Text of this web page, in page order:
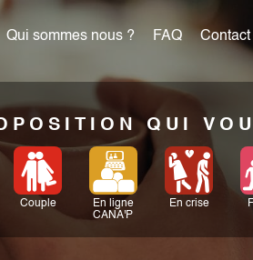
Qui sommes nous ? FAQ Contact
QUI
Couple
En ligne
CANA'P
En crise